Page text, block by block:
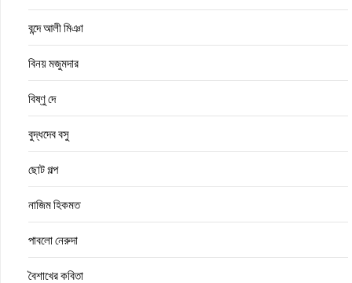
বন্দে আলী মিঞা
বিনয় মজুমদার
বিষ্ণু দে
বুদ্ধদেব বসু
ছোট গল্প
নাজিম হিকমত
পাবলো নেরুদা
বৈশাখের কবিতা